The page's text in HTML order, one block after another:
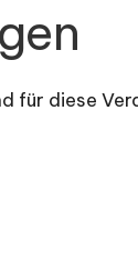
für diese